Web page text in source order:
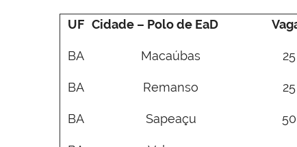
UF Cidade – Polo de EaD
BA Macaúbas 25
BA Remanso 25
BA Sapeaçu 50